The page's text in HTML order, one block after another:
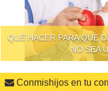
QUÉ HACER PARA QUE
NO SEA
Conmishijos en tu